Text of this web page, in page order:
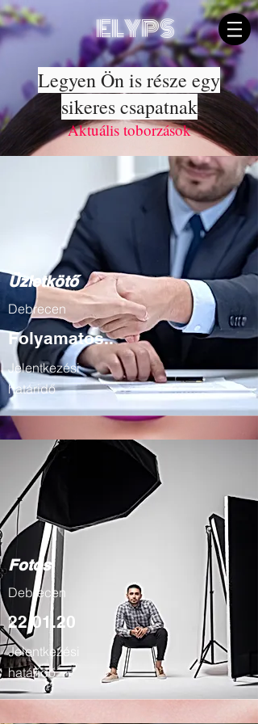
ELYPS
Legyen Ön is része egy
sikeres csapatnak
Aktuális toborzások
Üzletkötő
Debrecen
Folyamatos..
Jelentkezési
határidő
Fotós
Debrecen
22.01.20
Jelentkezési
határidő